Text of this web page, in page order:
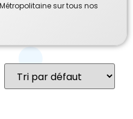
sur tous nos